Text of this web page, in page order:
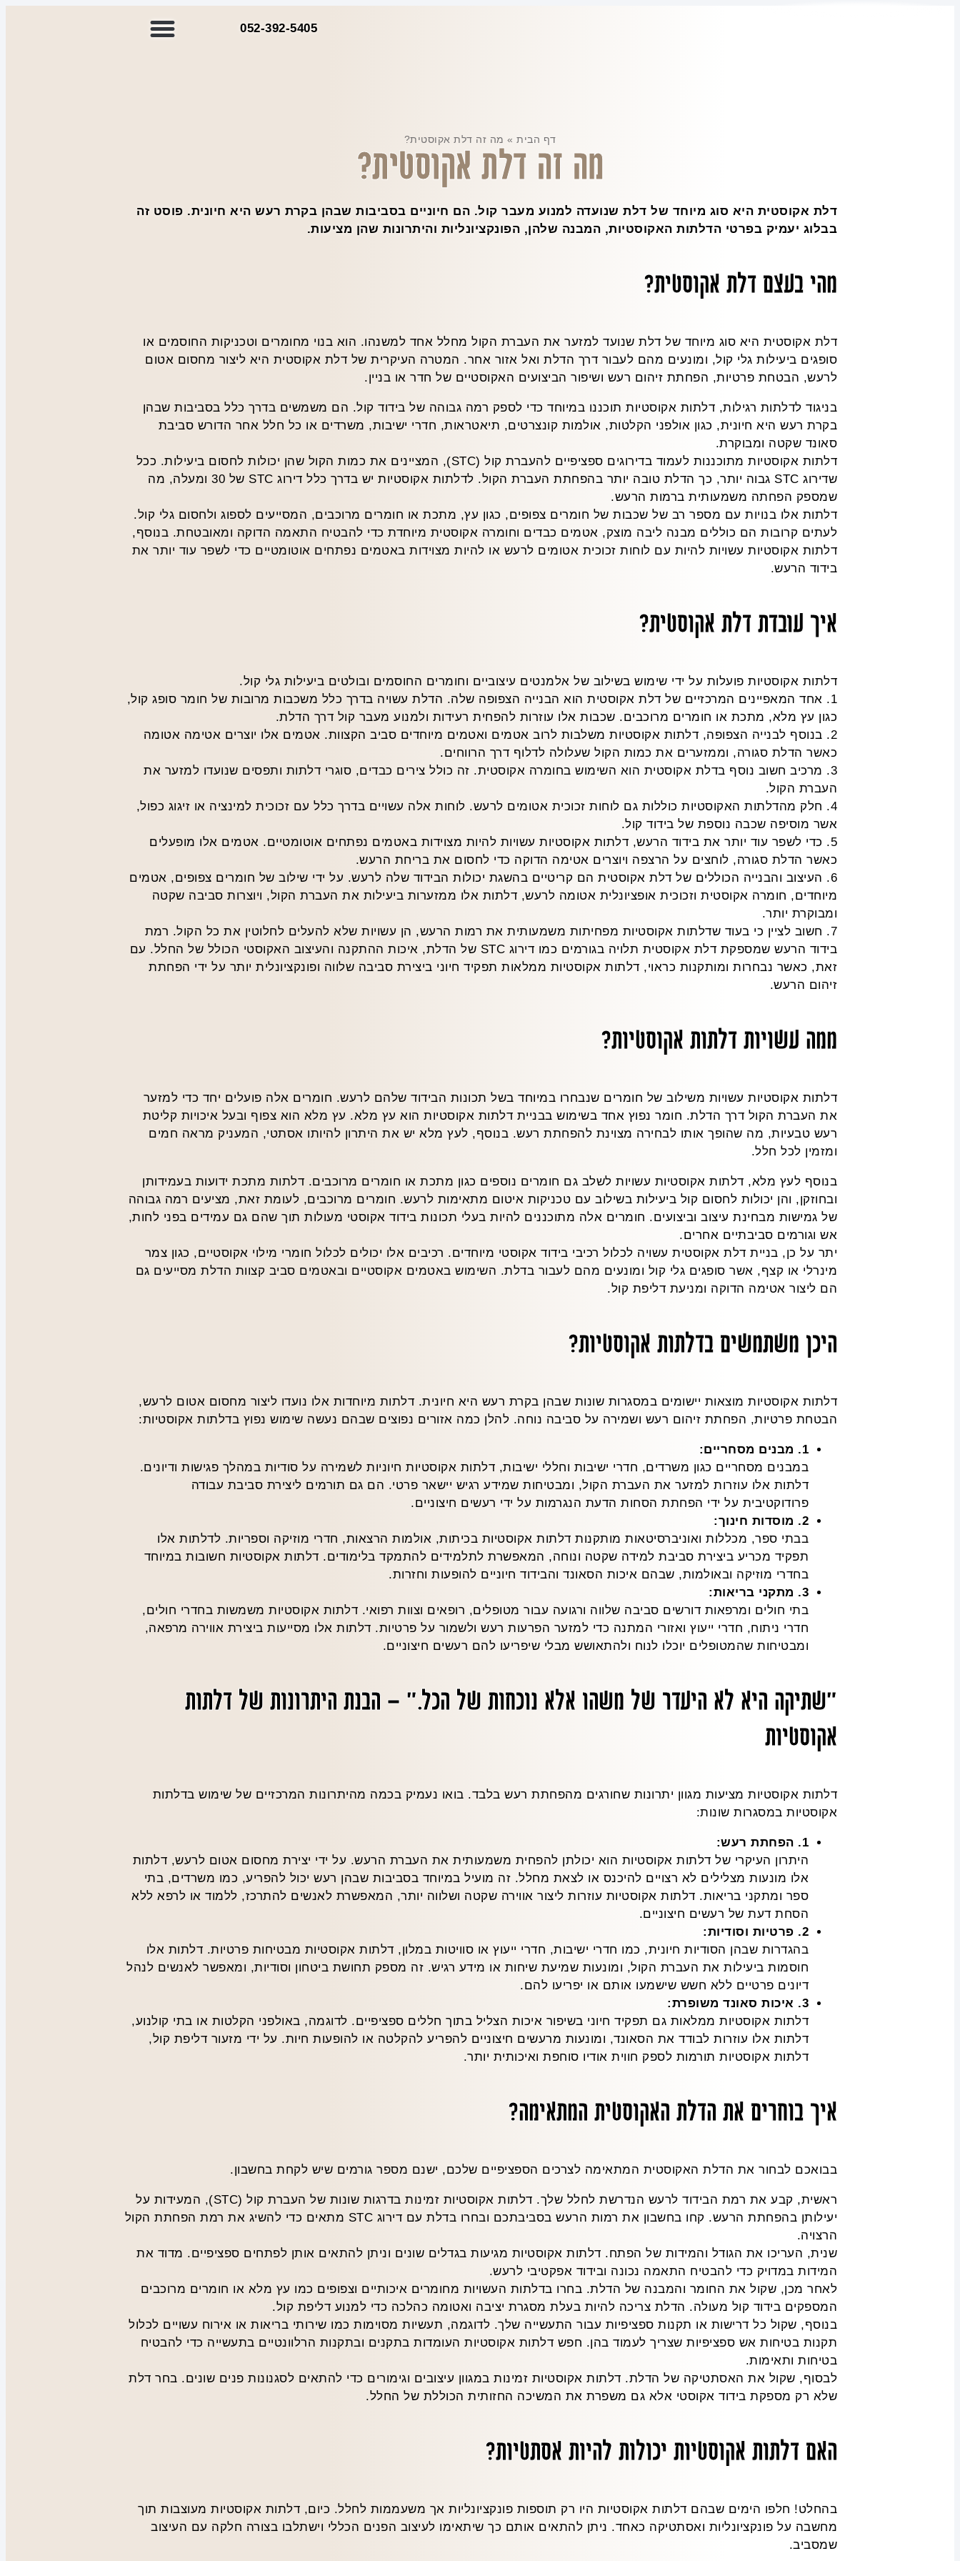
052-392-5405⁩
דף הבית » מה זה דלת אקוסטית?
מה זה דלת אקוסטית?
דלת אקוסטית היא סוג מיוחד של דלת שנועדה למנוע מעבר קול. הם חיוניים בסביבות שבהן בקרת רעש היא חיונית. פוסט זה
בבלוג יעמיק בפרטי הדלתות האקוסטיות, המבנה שלהן, הפונקציונליות והיתרונות שהן מציעות.
מהי בעצם דלת אקוסטית?
דלת אקוסטית היא סוג מיוחד של דלת שנועד למזער את העברת הקול מחלל אחד למשנהו. הוא בנוי מחומרים וטכניקות החוסמים או
סופגים ביעילות גלי קול, ומונעים מהם לעבור דרך הדלת ואל אזור אחר. המטרה העיקרית של דלת אקוסטית היא ליצור מחסום אטום
לרעש, הבטחת פרטיות, הפחתת זיהום רעש ושיפור הביצועים האקוסטיים של חדר או בניין.
בניגוד לדלתות רגילות, דלתות אקוסטיות תוכננו במיוחד כדי לספק רמה גבוהה של בידוד קול. הם משמשים בדרך כלל בסביבות שבהן
בקרת רעש היא חיונית, כגון אולפני הקלטות, אולמות קונצרטים, תיאטראות, חדרי ישיבות, משרדים או כל חלל אחר הדורש סביבת
סאונד שקטה ומבוקרת.
דלתות אקוסטיות מתוכננות לעמוד בדירוגים ספציפיים להעברת קול (STC), המציינים את כמות הקול שהן יכולות לחסום ביעילות. ככל
שדירוג STC גבוה יותר, כך הדלת טובה יותר בהפחתת העברת הקול. לדלתות אקוסטיות יש בדרך כלל דירוג STC של 30 ומעלה, מה
שמספק הפחתה משמעותית ברמות הרעש.
דלתות אלו בנויות עם מספר רב של שכבות של חומרים צפופים, כגון עץ, מתכת או חומרים מרוכבים, המסייעים לספוג ולחסום גלי קול.
לעתים קרובות הם כוללים מבנה ליבה מוצק, אטמים כבדים וחומרה אקוסטית מיוחדת כדי להבטיח התאמה הדוקה ומאובטחת. בנוסף,
דלתות אקוסטיות עשויות להיות עם לוחות זכוכית אטומים לרעש או להיות מצוידות באטמים נפתחים אוטומטיים כדי לשפר עוד יותר את
בידוד הרעש.
איך עובדת דלת אקוסטית?
דלתות אקוסטיות פועלות על ידי שימוש בשילוב של אלמנטים עיצוביים וחומרים החוסמים ובולטים ביעילות גלי קול.
1. אחד המאפיינים המרכזיים של דלת אקוסטית הוא הבנייה הצפופה שלה. הדלת עשויה בדרך כלל משכבות מרובות של חומר סופג קול,
כגון עץ מלא, מתכת או חומרים מרוכבים. שכבות אלו עוזרות להפחית רעידות ולמנוע מעבר קול דרך הדלת.
2. בנוסף לבנייה הצפופה, דלתות אקוסטיות משלבות לרוב אטמים ואטמים מיוחדים סביב הקצוות. אטמים אלו יוצרים אטימה אטומה
כאשר הדלת סגורה, וממזערים את כמות הקול שעלולה לדלוף דרך הרווחים.
3. מרכיב חשוב נוסף בדלת אקוסטית הוא השימוש בחומרה אקוסטית. זה כולל צירים כבדים, סוגרי דלתות ותפסים שנועדו למזער את
העברת הקול.
4. חלק מהדלתות האקוסטיות כוללות גם לוחות זכוכית אטומים לרעש. לוחות אלה עשויים בדרך כלל עם זכוכית למינציה או זיגוג כפול,
אשר מוסיפה שכבה נוספת של בידוד קול.
5. כדי לשפר עוד יותר את בידוד הרעש, דלתות אקוסטיות עשויות להיות מצוידות באטמים נפתחים אוטומטיים. אטמים אלו מופעלים
כאשר הדלת סגורה, לוחצים על הרצפה ויוצרים אטימה הדוקה כדי לחסום את בריחת הרעש.
6. העיצוב והבנייה הכוללים של דלת אקוסטית הם קריטיים בהשגת יכולות הבידוד שלה לרעש. על ידי שילוב של חומרים צפופים, אטמים
מיוחדים, חומרה אקוסטית וזכוכית אופציונלית אטומה לרעש, דלתות אלו ממזערות ביעילות את העברת הקול, ויוצרות סביבה שקטה
ומבוקרת יותר.
7. חשוב לציין כי בעוד שדלתות אקוסטיות מפחיתות משמעותית את רמות הרעש, הן עשויות שלא להעלים לחלוטין את כל הקול. רמת
בידוד הרעש שמספקת דלת אקוסטית תלויה בגורמים כמו דירוג STC של הדלת, איכות ההתקנה והעיצוב האקוסטי הכולל של החלל. עם
זאת, כאשר נבחרות ומותקנות כראוי, דלתות אקוסטיות ממלאות תפקיד חיוני ביצירת סביבה שלווה ופונקציונלית יותר על ידי הפחתת
זיהום הרעש.
ממה עשויות דלתות אקוסטיות?
דלתות אקוסטיות עשויות משילוב של חומרים שנבחרו במיוחד בשל תכונות הבידוד שלהם לרעש. חומרים אלה פועלים יחד כדי למזער
את העברת הקול דרך הדלת. חומר נפוץ אחד בשימוש בבניית דלתות אקוסטיות הוא עץ מלא. עץ מלא הוא צפוף ובעל איכויות קליטת
רעש טבעיות, מה שהופך אותו לבחירה מצוינת להפחתת רעש. בנוסף, לעץ מלא יש את היתרון להיותו אסתטי, המעניק מראה חמים
ומזמין לכל חלל.
בנוסף לעץ מלא, דלתות אקוסטיות עשויות לשלב גם חומרים נוספים כגון מתכת או חומרים מרוכבים. דלתות מתכת ידועות בעמידותן
ובחוזקן, והן יכולות לחסום קול ביעילות בשילוב עם טכניקות איטום מתאימות לרעש. חומרים מרוכבים, לעומת זאת, מציעים רמה גבוהה
של גמישות מבחינת עיצוב וביצועים. חומרים אלה מתוכננים להיות בעלי תכונות בידוד אקוסטי מעולות תוך שהם גם עמידים בפני לחות,
אש וגורמים סביבתיים אחרים.
יתר על כן, בניית דלת אקוסטית עשויה לכלול רכיבי בידוד אקוסטי מיוחדים. רכיבים אלו יכולים לכלול חומרי מילוי אקוסטיים, כגון צמר
מינרלי או קצף, אשר סופגים גלי קול ומונעים מהם לעבור בדלת. השימוש באטמים אקוסטיים ובאטמים סביב קצוות הדלת מסייעים גם
הם ליצור אטימה הדוקה ומניעת דליפת קול.
היכן משתמשים בדלתות אקוסטיות?
דלתות אקוסטיות מוצאות יישומים במסגרות שונות שבהן בקרת רעש היא חיונית. דלתות מיוחדות אלו נועדו ליצור מחסום אטום לרעש,
הבטחת פרטיות, הפחתת זיהום רעש ושמירה על סביבה נוחה. להלן כמה אזורים נפוצים שבהם נעשה שימוש נפוץ בדלתות אקוסטיות:
1. מבנים מסחריים:
במבנים מסחריים כגון משרדים, חדרי ישיבות וחללי ישיבות, דלתות אקוסטיות חיוניות לשמירה על סודיות במהלך פגישות ודיונים.
דלתות אלו עוזרות למזער את העברת הקול, ומבטיחות שמידע רגיש יישאר פרטי. הם גם תורמים ליצירת סביבת עבודה
פרודוקטיבית על ידי הפחתת הסחות הדעת הנגרמות על ידי רעשים חיצוניים.
2. מוסדות חינוך:
בבתי ספר, מכללות ואוניברסיטאות מותקנות דלתות אקוסטיות בכיתות, אולמות הרצאות, חדרי מוזיקה וספריות. לדלתות אלו
תפקיד מכריע ביצירת סביבת למידה שקטה ונוחה, המאפשרת לתלמידים להתמקד בלימודים. דלתות אקוסטיות חשובות במיוחד
בחדרי מוזיקה ובאולמות, שבהם איכות הסאונד והבידוד חיוניים להופעות וחזרות.
3. מתקני בריאות:
בתי חולים ומרפאות דורשים סביבה שלווה ורגועה עבור מטופלים, רופאים וצוות רפואי. דלתות אקוסטיות משמשות בחדרי חולים,
חדרי ניתוח, חדרי ייעוץ ואזורי המתנה כדי למזער הפרעות רעש ולשמור על פרטיות. דלתות אלו מסייעות ביצירת אווירה מרפאה,
ומבטיחות שהמטופלים יוכלו לנוח ולהתאושש מבלי שיפריעו להם רעשים חיצוניים.
"שתיקה היא לא היעדר של משהו אלא נוכחות של הכל." – הבנת היתרונות של דלתות
אקוסטיות
דלתות אקוסטיות מציעות מגוון יתרונות שחורגים מהפחתת רעש בלבד. בואו נעמיק בכמה מהיתרונות המרכזיים של שימוש בדלתות
אקוסטיות במסגרות שונות:
1. הפחתת רעש:
היתרון העיקרי של דלתות אקוסטיות הוא יכולתן להפחית משמעותית את העברת הרעש. על ידי יצירת מחסום אטום לרעש, דלתות
אלו מונעות מצלילים לא רצויים להיכנס או לצאת מחלל. זה מועיל במיוחד בסביבות שבהן רעש יכול להפריע, כמו משרדים, בתי
ספר ומתקני בריאות. דלתות אקוסטיות עוזרות ליצור אווירה שקטה ושלווה יותר, המאפשרת לאנשים להתרכז, ללמוד או לרפא ללא
הסחת דעת של רעשים חיצוניים.
2. פרטיות וסודיות:
בהגדרות שבהן הסודיות חיונית, כמו חדרי ישיבות, חדרי ייעוץ או סוויטות במלון, דלתות אקוסטיות מבטיחות פרטיות. דלתות אלו
חוסמות ביעילות את העברת הקול, ומונעות שמיעת שיחות או מידע רגיש. זה מספק תחושת ביטחון וסודיות, ומאפשר לאנשים לנהל
דיונים פרטיים ללא חשש שישמעו אותם או יפריעו להם.
3. איכות סאונד משופרת:
דלתות אקוסטיות ממלאות גם תפקיד חיוני בשיפור איכות הצליל בתוך חללים ספציפיים. לדוגמה, באולפני הקלטות או בתי קולנוע,
דלתות אלו עוזרות לבודד את הסאונד, ומונעות מרעשים חיצוניים להפריע להקלטה או להופעות חיות. על ידי מזעור דליפת קול,
דלתות אקוסטיות תורמות לספק חווית אודיו סוחפת ואיכותית יותר.
איך בוחרים את הדלת האקוסטית המתאימה?
בבואכם לבחור את הדלת האקוסטית המתאימה לצרכים הספציפיים שלכם, ישנם מספר גורמים שיש לקחת בחשבון.
ראשית, קבע את רמת הבידוד לרעש הנדרשת לחלל שלך. דלתות אקוסטיות זמינות בדרגות שונות של העברת קול (STC), המעידות על
יעילותן בהפחתת הרעש. קחו בחשבון את רמות הרעש בסביבתכם ובחרו בדלת עם דירוג STC מתאים כדי להשיג את רמת הפחתת הקול
הרצויה.
שנית, העריכו את הגודל והמידות של הפתח. דלתות אקוסטיות מגיעות בגדלים שונים וניתן להתאים אותן לפתחים ספציפיים. מדוד את
המידות במדויק כדי להבטיח התאמה נכונה ובידוד אפקטיבי לרעש.
לאחר מכן, שקול את החומר והמבנה של הדלת. בחרו בדלתות העשויות מחומרים איכותיים וצפופים כמו עץ מלא או חומרים מרוכבים
המספקים בידוד קול מעולה. הדלת צריכה להיות בעלת מסגרת יציבה ואטומה כהלכה כדי למנוע דליפת קול.
בנוסף, שקול כל דרישות או תקנות ספציפיות עבור התעשייה שלך. לדוגמה, תעשיות מסוימות כמו שירותי בריאות או אירוח עשויים לכלול
תקנות בטיחות אש ספציפיות שצריך לעמוד בהן. חפש דלתות אקוסטיות העומדות בתקנים ובתקנות הרלוונטיים בתעשייה כדי להבטיח
בטיחות ותאימות.
לבסוף, שקול את האסתטיקה של הדלת. דלתות אקוסטיות זמינות במגוון עיצובים וגימורים כדי להתאים לסגנונות פנים שונים. בחר דלת
שלא רק מספקת בידוד אקוסטי אלא גם משפרת את המשיכה החזותית הכוללת של החלל.
האם דלתות אקוסטיות יכולות להיות אסתטיות?
בהחלט! חלפו הימים שבהם דלתות אקוסטיות היו רק תוספות פונקציונליות אך משעממות לחלל. כיום, דלתות אקוסטיות מעוצבות תוך
מחשבה על פונקציונליות ואסתטיקה כאחד. ניתן להתאים אותם כך שיתאימו לעיצוב הפנים הכללי וישתלבו בצורה חלקה עם העיצוב
שמסביב.